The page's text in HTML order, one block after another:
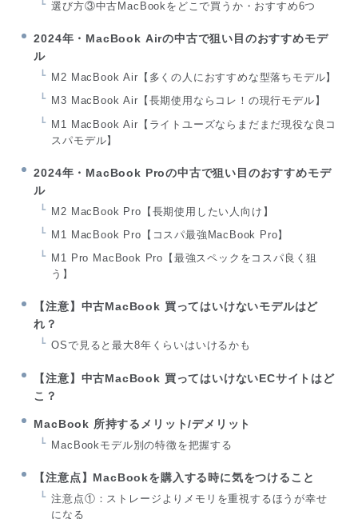
選び方③中古MacBookをどこで買うか・おすすめ6つ
2024年・MacBook Airの中古で狙い目のおすすめモデ
ル
M2 MacBook Air【多くの人におすすめな型落ちモデル】
M3 MacBook Air【長期使用ならコレ！の現行モデル】
M1 MacBook Air【ライトユーズならまだまだ現役な良コ
スパモデル】
2024年・MacBook Proの中古で狙い目のおすすめモデ
ル
M2 MacBook Pro【長期使用したい人向け】
M1 MacBook Pro【コスパ最強MacBook Pro】
M1 Pro MacBook Pro【最強スペックをコスパ良く狙
う】
【注意】中古MacBook 買ってはいけないモデルはど
れ？
OSで見ると最大8年くらいはいけるかも
【注意】中古MacBook 買ってはいけないECサイトはど
こ？
MacBook 所持するメリット/デメリット
MacBookモデル別の特徴を把握する
【注意点】MacBookを購入する時に気をつけること
注意点①：ストレージよりメモリを重視するほうが幸せ
になる